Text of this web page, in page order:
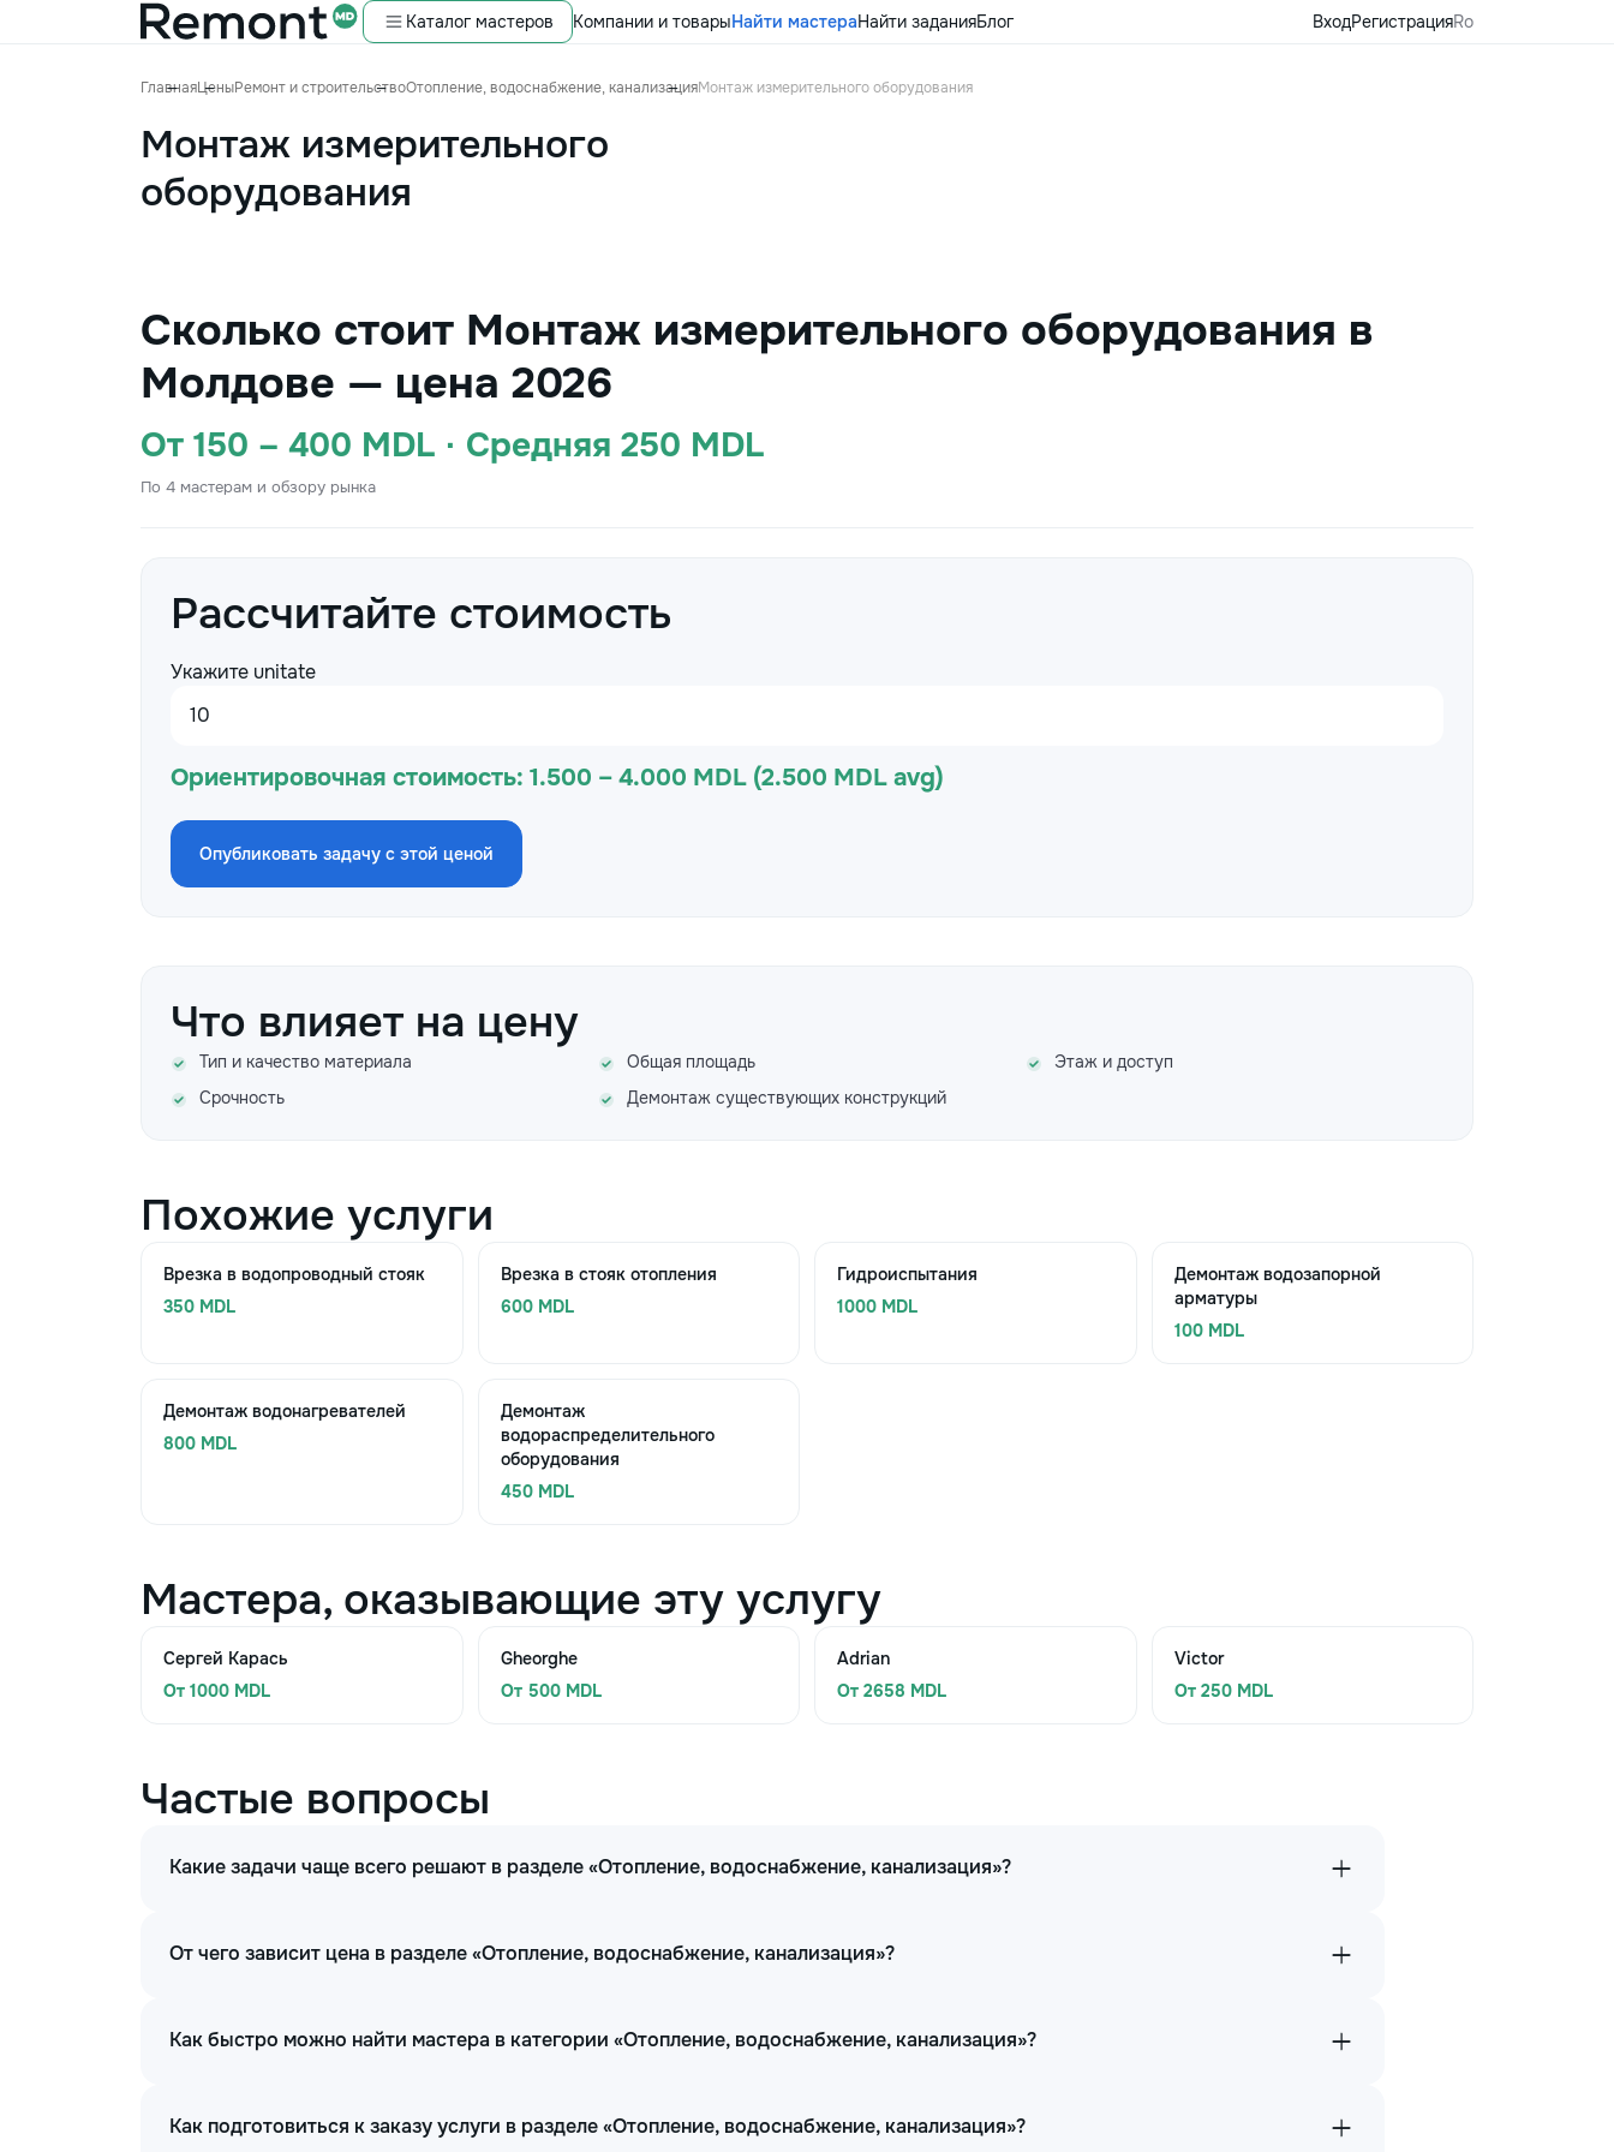
Каталог мастеров Компании и товарыНайти мастераНайти заданияБлог ВходРегистрацияRo
ГлавнаяЦеныРемонт и строительствоОтопление, водоснабжение, канализацияМонтаж измерительного оборудования
Монтаж измерительного
оборудования
Сколько стоит Монтаж измерительного оборудования в
Молдове — цена 2026
От 150 – 400 MDL · Средняя 250 MDL
По 4 мастерам и обзору рынка
Рассчитайте стоимость
Укажите unitate
Ориентировочная стоимость: 1.500 – 4.000 MDL (2.500 MDL avg)
Опубликовать задачу с этой ценой
Что влияет на цену
Тип и качество материала Общая площадь
Этаж и доступ
Срочность
Демонтаж существующих конструкций
Похожие услуги
Врезка в водопроводный стояк
350 MDL
Врезка в стояк отопления
600 MDL
Гидроиспытания
1000 MDL
Демонтаж водозапорной
арматуры
100 MDL
Демонтаж водонагревателей
800 MDL
Демонтаж
водораспределительного
оборудования
450 MDL
Мастера, оказывающие эту услугу
Сергей Карась
От 1000 MDL
Gheorghe
От 500 MDL
Adrian
От 2658 MDL
Victor
От 250 MDL
Частые вопросы
Какие задачи чаще всего решают в разделе «Отопление, водоснабжение, канализация»?
От чего зависит цена в разделе «Отопление, водоснабжение, канализация»?
Как быстро можно найти мастера в категории «Отопление, водоснабжение, канализация»?
Как подготовиться к заказу услуги в разделе «Отопление, водоснабжение, канализация»?